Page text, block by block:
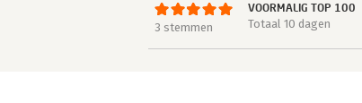
3 stemmen
VOORMALIG TOP 100
Totaal 10 dagen